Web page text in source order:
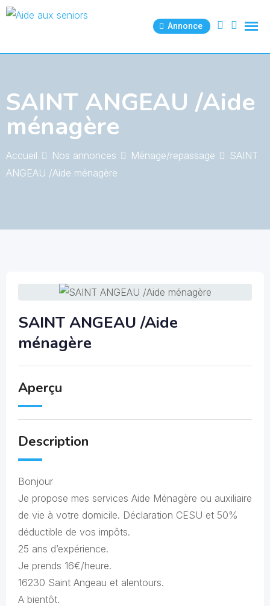
Skip
Annonce
SAINT ANGEAU /Aide
ménagère
Accueil Nos annonces Ménage/repassage
SAINT
ANGEAU /Aide ménagère
SAINT ANGEAU /Aide
ménagère
Aperçu
Description
Bonjour
Je propose mes services Aide Ménagère ou auxiliaire
de vie à votre domicile. Déclaration CESU et 50%
déductible de vos impôts.
25 ans d’expérience.
Je prends 16€/heure.
16230 Saint Angeau et alentours.
A bientôt.